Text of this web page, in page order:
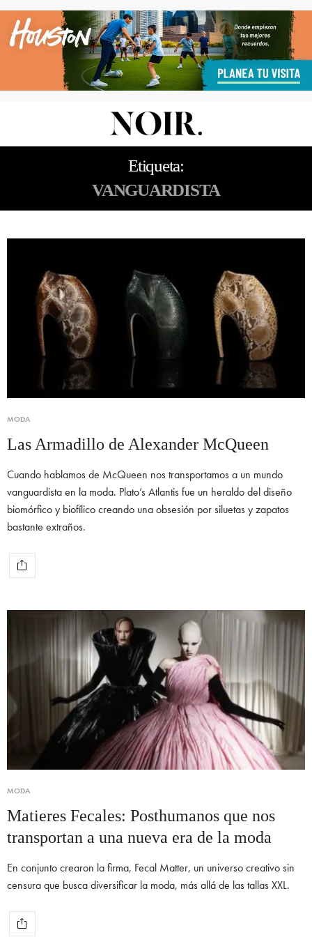
Etiqueta:
VANGUARDISTA
MODA
Las Armadillo de Alexander McQueen
Cuando hablamos de McQueen nos transportamos a un mundo
vanguardista en la moda. Plato’s Atlantis fue un heraldo del diseño
biomórfico y biofílico creando una obsesión por siluetas y zapatos
bastante extraños.
MODA
Matieres Fecales: Posthumanos que nos
transportan a una nueva era de la moda
En conjunto crearon la firma, Fecal Matter, un universo creativo sin
censura que busca diversificar la moda, más allá de las tallas XXL.